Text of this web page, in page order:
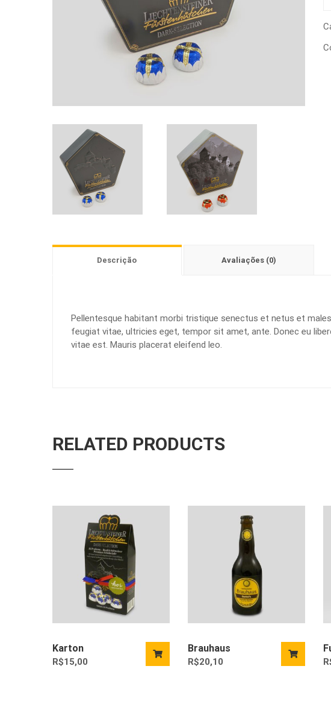
Descrição Avaliações (0)
Pellentesque habitant morbi tristique senectus et netus et
feugiat vitae, ultricies eget, tempor sit amet, ante. Donec eu
vitae est. Mauris placerat eleifend leo.
RELATED PRODUCTS
Karton
R$15,00
Brauhaus
R$20,10